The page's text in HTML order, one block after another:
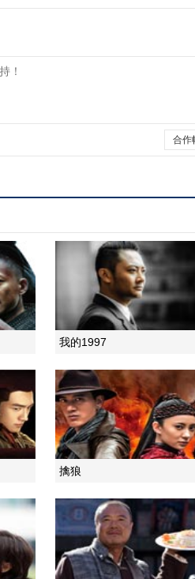
我的1997
擒狼